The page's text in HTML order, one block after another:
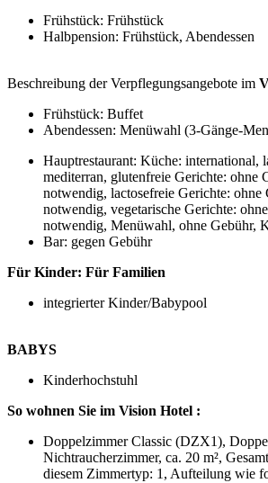
Frühstück: Frühstück
Halbpension: Frühstück, Abendessen
Beschreibung der Verpflegungsangebote im
Frühstück: Buffet
Abendessen: Menüwahl (3-Gänge-
Hauptrestaurant: Küche: international,
mediterran, glutenfreie Gerichte: ohne
notwendig, lactosefreie Gerichte: ohne
notwendig, vegetarische Gerichte:
notwendig, Menüwahl, ohne Gebühr,
Bar: gegen Gebühr
Für Kinder: Für Familien
integrierter Kinder/Babypool
BABYS
Kinderhochstuhl
So wohnen Sie im Vision Hotel :
Doppelzimmer Classic (DZX1),
Nichtraucherzimmer, ca. 20 m²,
diesem Zimmertyp: 1, Aufteilung wie